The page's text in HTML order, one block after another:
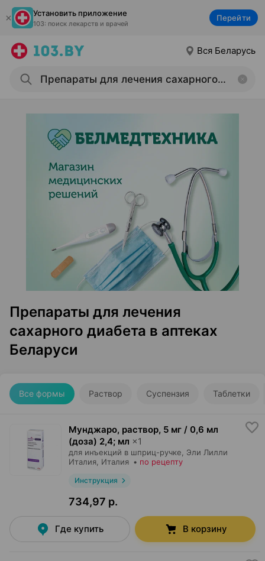
Установить приложение
103: поиск лекарств и врачей
Перейти
Вся Беларусь
Препараты для лечения
сахарного диабета в аптеках
Беларуси
Все формы Раствор Суспензия Таблетки
Мунджаро, раствор, 5 мг / 0,6 мл
(доза) 2,4; мл ×1
для инъекций в шприц-ручке,
Эли Лилли
Италия , Италия • по рецепту
Инструкция
734,97 р.
Где купить В корзину